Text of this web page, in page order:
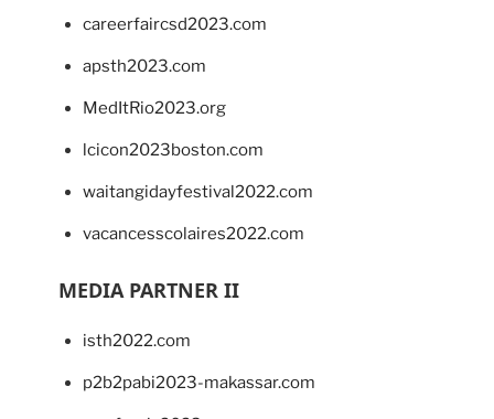
careerfaircsd2023.com
apsth2023.com
MedItRio2023.org
lcicon2023boston.com
waitangidayfestival2022.com
vacancesscolaires2022.com
MEDIA PARTNER II
isth2022.com
p2b2pabi2023-makassar.com